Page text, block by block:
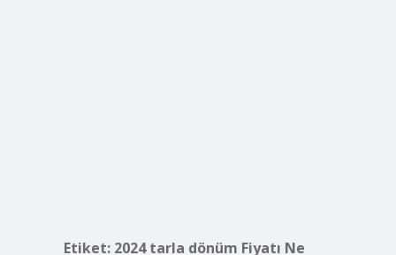
Etiket: 2024 tarla dönüm Fiyatı Ne